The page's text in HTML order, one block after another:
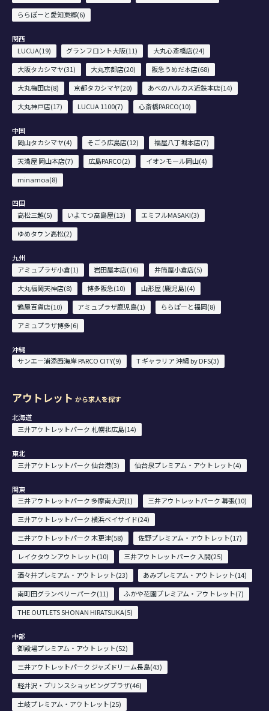
ららぽーと愛知東郷(6)
関西
LUCUA(19)
グランフロント大阪(11)
大丸心斎橋店(24)
大阪タカシマヤ(31)
大丸京都店(20)
阪急うめだ本店(68)
大丸梅田店(8)
京都タカシマヤ(20)
あべのハルカス近鉄本店(14)
大丸神戸店(17)
LUCUA 1100(7) 心斎橋PARCO(10)
中国
岡山タカシマヤ(4)
そごう広島店(12)
福屋八丁堀本店(7)
天満屋 岡山本店(7)
広島PARCO(2)
イオンモール岡山(4)
minamoa(8)
四国
高松三越(5)
いよてつ髙島屋(13)
エミフルMASAKI(3)
ゆめタウン高松(2)
九州
アミュプラザ小倉(1)
岩田屋本店(16)
井筒屋小倉店(5)
大丸福岡天神店(8)
博多阪急(10)
山形屋 (鹿児島)(4)
鶴屋百貨店(10)
アミュプラザ鹿児島(1)
ららぽーと福岡(8)
アミュプラザ博多(6)
沖縄
サンエー浦添西海岸 PARCO CITY(9)
T ギャラリア 沖縄 by DFS(3)
アウトレット から求人を探す
北海道
三井アウトレットパーク 札幌北広島(14)
東北
三井アウトレットパーク 仙台港(3)
仙台泉プレミアム・アウトレット(4)
関東
三井アウトレットパーク 多摩南大沢(1)
三井アウトレットパーク 幕張(10)
三井アウトレットパーク 横浜ベイサイド(24)
三井アウトレットパーク 木更津(58)
佐野プレミアム・アウトレット(17)
レイクタウンアウトレット(10)
三井アウトレットパーク 入間(25)
酒々井プレミアム・アウトレット(23)
あみプレミアム・アウトレット(14)
南町田グランベリーパーク(11)
ふかや花園プレミアム・アウトレット(7)
THE OUTLETS SHONAN HIRATSUKA(5)
中部
御殿場プレミアム・アウトレット(52)
三井アウトレットパーク ジャズドリーム長島(43)
軽井沢・プリンスショッピングプラザ(46)
土岐プレミアム・アウトレット(25)